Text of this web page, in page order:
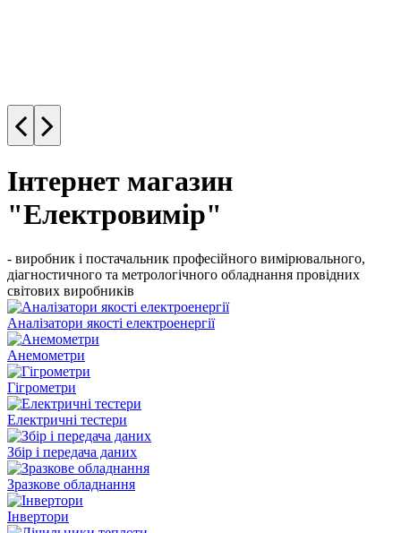
Інтернет магазин
"Електровимір"
- виробник і постачальник професійного вимірювального,
діагностичного та метрологічного обладнання провідних
світових виробників
Аналізатори якості електроенергії
Анемометри
Гігрометри
Електричні тестери
Збір і передача даних
Зразкове обладнання
Інвертори